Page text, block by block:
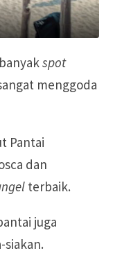
spot
menggoda
Pantai
dan
terbaik.
juga